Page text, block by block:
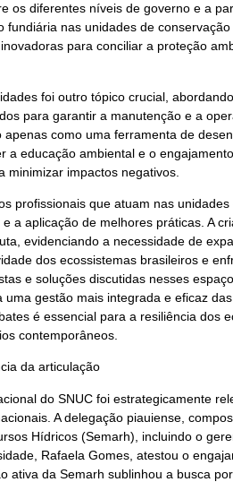
os diferentes níveis de governo e a
fundiária nas unidades de
para conciliar a proteção
foi outro tópico crucial,
para garantir a manutenção e a
como uma ferramenta de
a educação ambiental e o
minimizar impactos negativos.
profissionais que atuam nas
a aplicação de melhores práticas. A
evidenciando a necessidade de
dos ecossistemas brasileiros e
e soluções discutidas nesses
gestão mais integrada e eficaz
é essencial para a resiliência dos
contemporâneos.
da articulação
do SNUC foi estrategicamente
A delegação piauiense,
Hídricos (Semarh), incluindo o
Rafaela Gomes, atestou o
ativa da Semarh sublinhou a busca